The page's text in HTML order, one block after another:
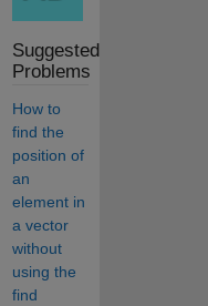
Suggested
Problems
How to
find the
position of
an
element in
a vector
without
using the
find